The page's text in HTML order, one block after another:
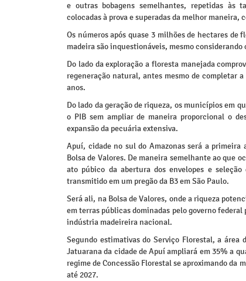
e outras bobagens semelhantes, repetidas às
colocadas à prova e superadas da melhor maneira,
Os números após quase 3 milhões de hectares de
madeira são inquestionáveis, mesmo
Do lado da exploração a floresta manejada
regeneração natural, antes mesmo de completar
anos.
Do lado da geração de riqueza, os municípios em
o PIB sem ampliar de maneira proporcional o
expansão da pecuária extensiva.
Apuí, cidade no sul do Amazonas será a
Bolsa de Valores. De maneira semelhante ao que
ato púbico da abertura dos envelopes e seleção
transmitido em um pregão da B3 em São Paulo.
Será ali, na Bolsa de Valores, onde a riqueza
em terras públicas dominadas pelo governo
indústria madeireira nacional.
Segundo estimativas do Serviço Florestal, a área
Jatuarana da cidade de Apuí ampliará em 35% a
regime de Concessão Florestal se aproximando da
até 2027.